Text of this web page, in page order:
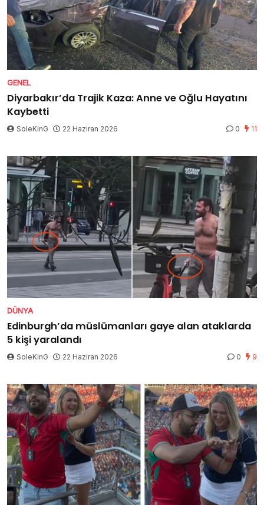
GENEL
Diyarbakır’da Trajik Kaza: Anne ve Oğlu Hayatını
Kaybetti
SoleKinG 22 Haziran 2026 0 11
DÜNYA
Edinburgh’da müslümanları gaye alan ataklarda
5 kişi yaralandı
SoleKinG 22 Haziran 2026 0 9